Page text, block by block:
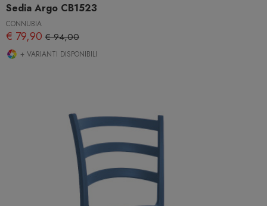
Sedia Argo CB1523
CONNUBIA
€ 79,90 € 94,00
+ VARIANTI DISPONIBILI